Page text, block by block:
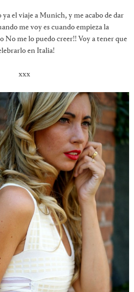
el viaje a Munich, y me acabo de dar
me voy es cuando empieza la
No me lo puedo creer!! Voy a tener que
en Italia!
xxx